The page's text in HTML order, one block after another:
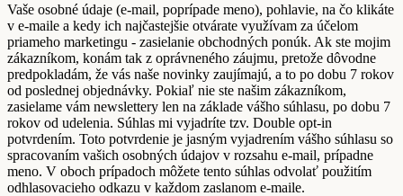
Vaše osobné údaje (e-mail, poprípade meno), pohlavie, na čo klikáte
v e-maile a kedy ich najčastejšie otvárate využívam za účelom
priameho marketingu - zasielanie obchodných ponúk. Ak ste mojim
zákazníkom, konám tak z oprávneného záujmu, pretože dôvodne
predpokladám, že vás naše novinky zaujímajú, a to po dobu 7 rokov
od poslednej objednávky. Pokiaľ nie ste našim zákazníkom,
zasielame vám newslettery len na základe vášho súhlasu, po dobu 7
rokov od udelenia. Súhlas mi vyjadríte tzv. Double opt-in
potvrdením. Toto potvrdenie je jasným vyjadrením vášho súhlasu so
spracovaním vašich osobných údajov v rozsahu e-mail, prípadne
meno. V oboch prípadoch môžete tento súhlas odvolať použitím
odhlasovacieho odkazu v každom zaslanom e-maile.